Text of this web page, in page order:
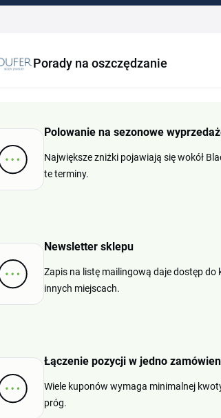
Porady na oszczędzanie
Polowanie na sezonowe
Największe zniżki pojawiają się wokół
te terminy.
Newsletter sklepu
Zapis na listę mailingową daje dostęp
innych miejscach.
Łączenie pozycji w jedno
Wiele kuponów wymaga minimalnej
próg.